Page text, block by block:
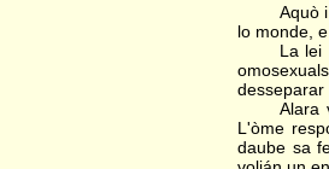
Aquò
lo monde,
La lei
desseparar
Alara
L'òme
daube sa